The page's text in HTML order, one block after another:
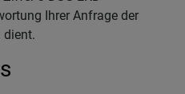
Ihrer Anfrage der
dient.